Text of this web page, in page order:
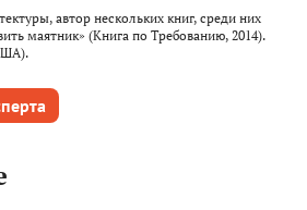
автор нескольких книг, среди них
маятник» (Книга по Требованию, 2014).